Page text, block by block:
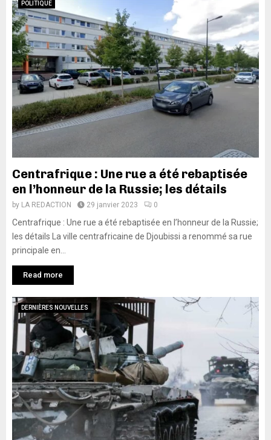
POLITIQUE
Centrafrique : Une rue a été rebaptisée
en l’honneur de la Russie; les détails
by LA REDACTION 29 janvier 2023 0
Centrafrique : Une rue a été rebaptisée en l’honneur de la Russie;
les détails La ville centrafricaine de Djoubissi a renommé sa rue
principale en...
Read more
DERNIÈRES NOUVELLES